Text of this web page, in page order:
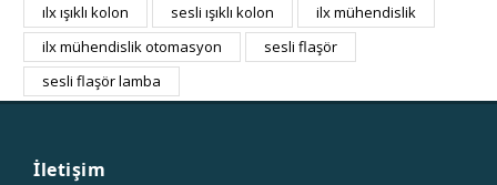
ılx ışıklı kolon
sesli ışıklı kolon
ilx mühendislik
ilx mühendislik otomasyon
sesli flaşör
sesli flaşör lamba
İletişim